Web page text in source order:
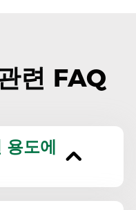
련 FAQ
용도에